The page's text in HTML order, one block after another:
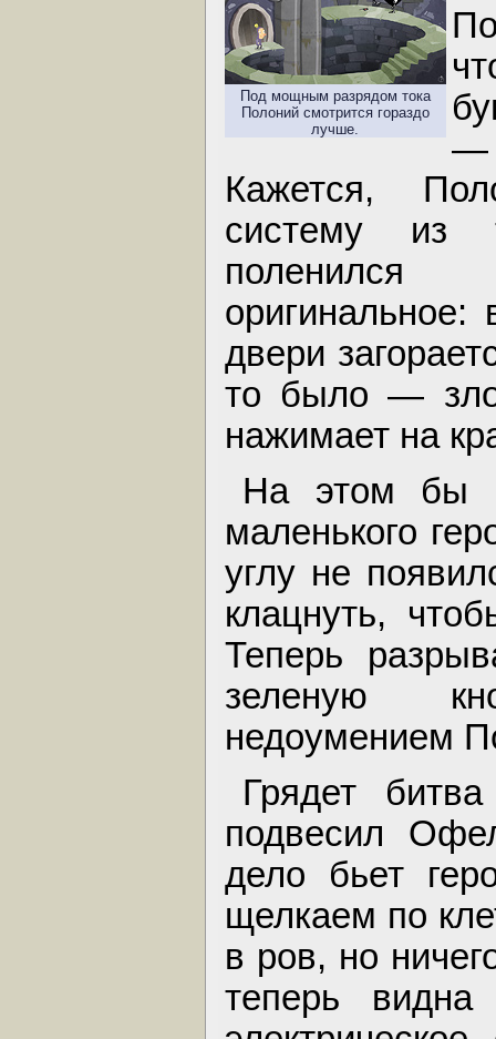
Под мощным разрядом тока
Полоний смотрится гораздо
лучше.
—
Кажется,
систему из
поленился
двери
то было —
нажимает на
На этом бы и
маленького
углу не
клацнуть,
Теперь
зеленую
недоумением
Грядет
подвесил
дело бьет
щелкаем по
в ров, но
теперь видна